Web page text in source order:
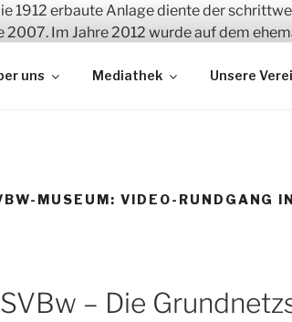
uns Mediathek Unsere
MUSEUM: VIDEO-RUNDGANG
– Die